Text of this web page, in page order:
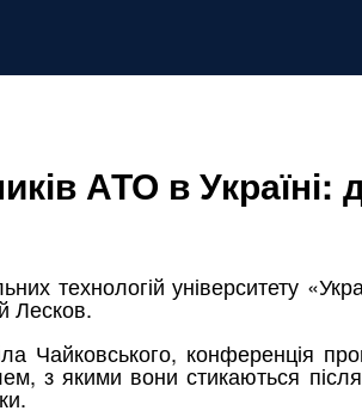
АТО в
технологій університету
Лесков.
Чайковського, конференція
з якими вони стикаються